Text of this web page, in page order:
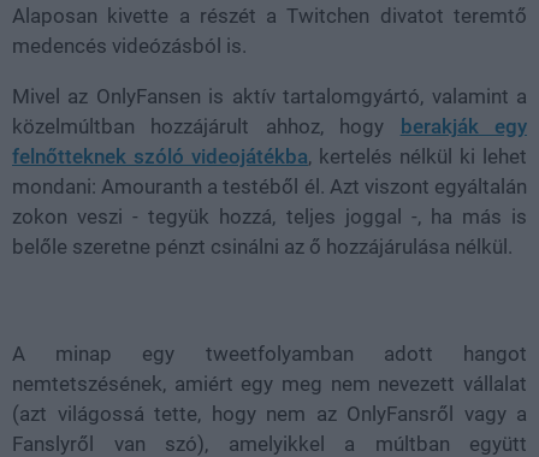
Alaposan kivette a részét a Twitchen divatot teremtő
medencés videózásból is.
Mivel az OnlyFansen is aktív tartalomgyártó, valamint a
közelmúltban hozzájárult ahhoz, hogy
berakják egy
felnőtteknek szóló videojátékba, kertelés nélkül ki lehet
mondani: Amouranth a testéből él. Azt viszont egyáltalán
zokon veszi - tegyük hozzá, teljes joggal -, ha más is
belőle szeretne pénzt csinálni az ő hozzájárulása nélkül.
A minap egy tweetfolyamban adott hangot
nemtetszésének, amiért egy meg nem nevezett vállalat
(azt világossá tette, hogy nem az OnlyFansről vagy a
Fanslyről van szó), amelyikkel a múltban együtt